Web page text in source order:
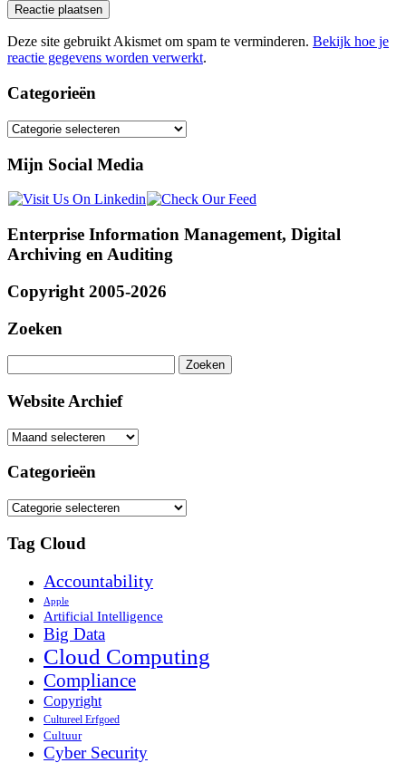
Deze site gebruikt Akismet om spam te verminderen. Bekijk hoe je
reactie gegevens worden verwerkt.
Categorieën
Categorieën
Mijn Social Media
Enterprise Information Management, Digital
Archiving en Auditing
Copyright 2005-2026
Zoeken
naar:
Website Archief
Website
Categorieën
Categorieën
Tag Cloud
Accountability
Apple
Artificial Intelligence
Big Data
Cloud Computing
Compliance
Copyright
Cultureel Erfgoed
Cultuur
Cyber Security